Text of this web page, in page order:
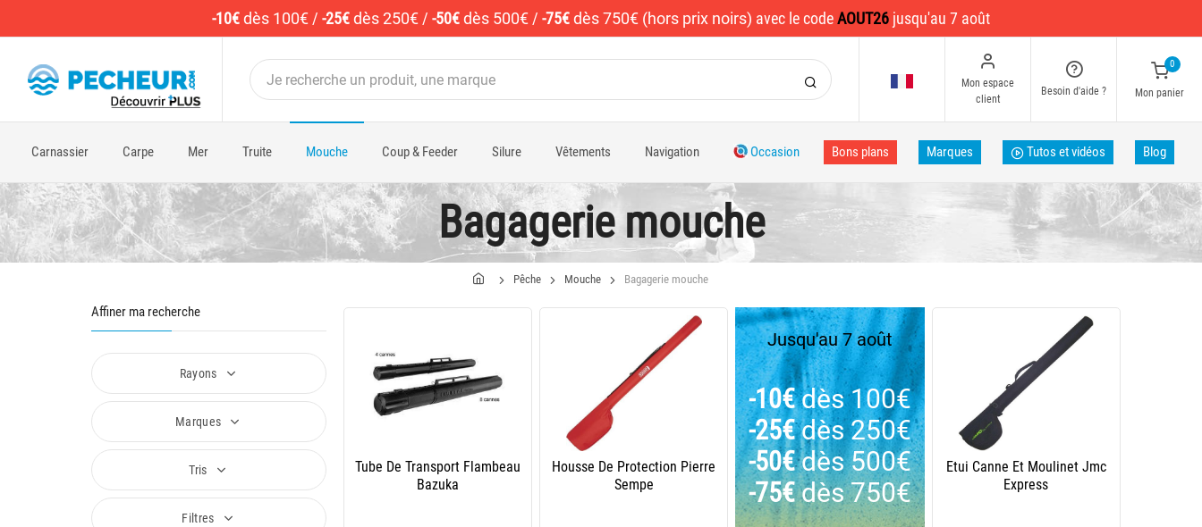
-10€dès 100€ / -25€dès 250€ / -50€dès 500€ / -75€dès 750€ (hors prix noirs) avec le codeAOUT26 jusqu'au 7 août
Mon espace
client
Besoin d'aide ?
0
Mon panier
Carnassier Carpe Mer Truite Mouche Coup & Feeder Silure Vêtements Navigation Occasion Bons plans Marques Tutos et vidéos Blog
Bagagerie mouche
Pêche Mouche Bagagerie mouche
Affiner ma recherche
Rayons
Marques
Tris
Filtres
Tube De Transport Flambeau
Bazuka
Housse De Protection Pierre
Sempe
Jusqu'au 7 août
-10€ dès 100€
-25€ dès 250€
-50€ dès 500€
-75€ dès 750€
Etui Canne Et Moulinet Jmc
Express